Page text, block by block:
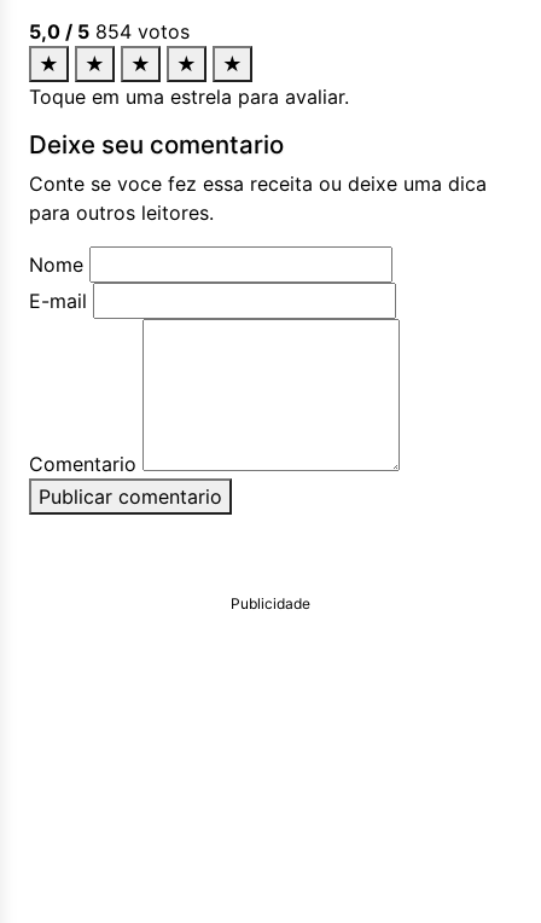
5,0 / 5 854 votos
★
★ ★ ★
★
Toque em uma estrela para avaliar.
Deixe seu comentario
Conte se voce fez essa receita ou deixe uma dica
para outros leitores.
Nome
E-mail
Comentario
Publicar comentario
Publicidade